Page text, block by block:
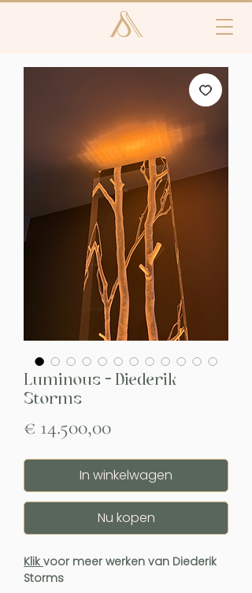
Luminous - Diederik
Storms
€ 14.500,00Prijs
In winkelwagen
Nu kopen
Klik voor meer werken van Diederik
Storms